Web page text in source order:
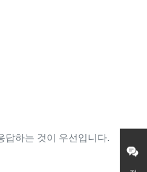
답하는 것이 우선입니다.